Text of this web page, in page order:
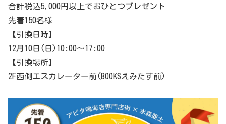
合計税込5,000円以上でおひとつプレゼント
先着150名様
【引換日時】
12月10日(日)10:00～17:00
【引換場所】
2F西側エスカレーター前(BOOKSえみたす前)